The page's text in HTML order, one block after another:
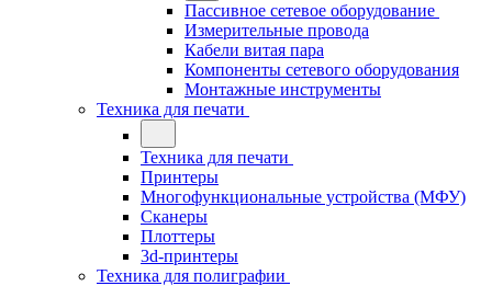
Пассивное сетевое оборудование
Измерительные провода
Кабели витая пара
Компоненты сетевого оборудования
Монтажные инструменты
Техника для печати
Техника для печати
Принтеры
Многофункциональные устройства (МФУ)
Сканеры
Плоттеры
3d-принтеры
Техника для полиграфии